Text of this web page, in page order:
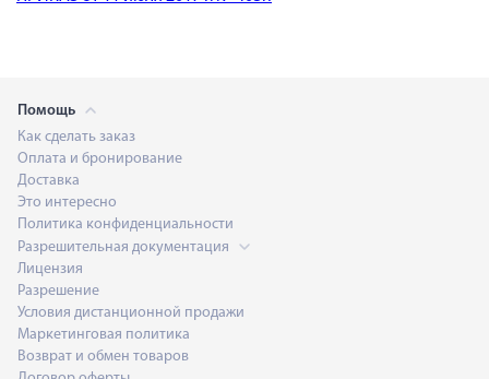
Помощь
Как сделать заказ
Оплата и бронирование
Доставка
Это интересно
Политика конфиденциальности
Разрешительная документация
Лицензия
Разрешение
Условия дистанционной продажи
Маркетинговая политика
Возврат и обмен товаров